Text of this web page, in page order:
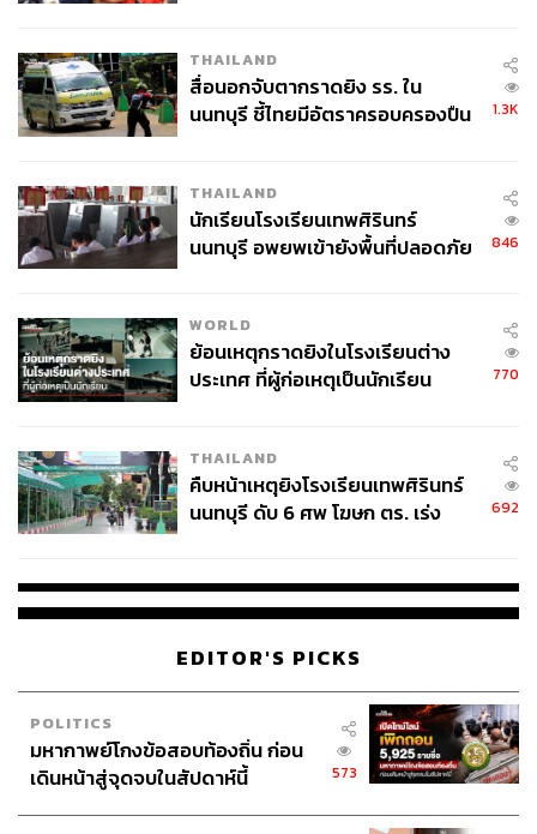
THAILAND
สื่อนอกจับตากราดยิง รร. ใน
นนทบุรี ชี้ไทยมีอัตราครอบครองปืน
1.3K
THAILAND
นักเรียนโรงเรียนเทพศิรินทร์
นนทบุรี อพยพเข้ายังพื้นที่ปลอดภัย
846
WORLD
ย้อนเหตุกราดยิงในโรงเรียนต่าง
ประเทศ ที่ผู้ก่อเหตุเป็นนักเรียน
770
THAILAND
คืบหน้าเหตุยิงโรงเรียนเทพศิรินทร์
นนทบุรี ดับ 6 ศพ โฆษก ตร. เร่ง
692
EDITOR'S PICKS
POLITICS
มหากาพย์โกงข้อสอบท้องถิ่น ก่อน
เดินหน้าสู่จุดจบในสัปดาห์นี้
573